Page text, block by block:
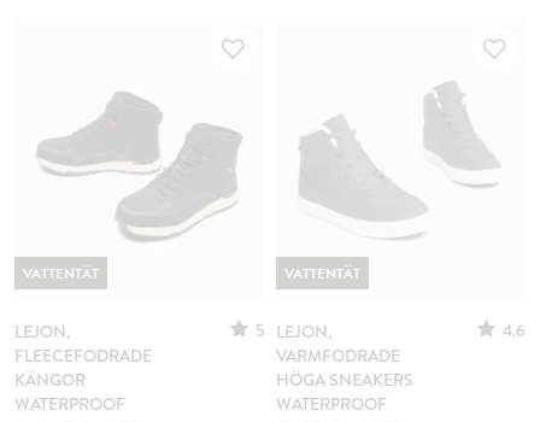
LEJON,
FLEECEFODRADE
KÄNGOR
WATERPROOF
5
VATTENTÄT
LEJON,
VARMFODRADE
HÖGA SNEAKERS
WATERPROOF
4.6
VATTENTÄT